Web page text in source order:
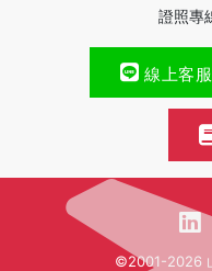
證照專
線上客服
©2001-2026